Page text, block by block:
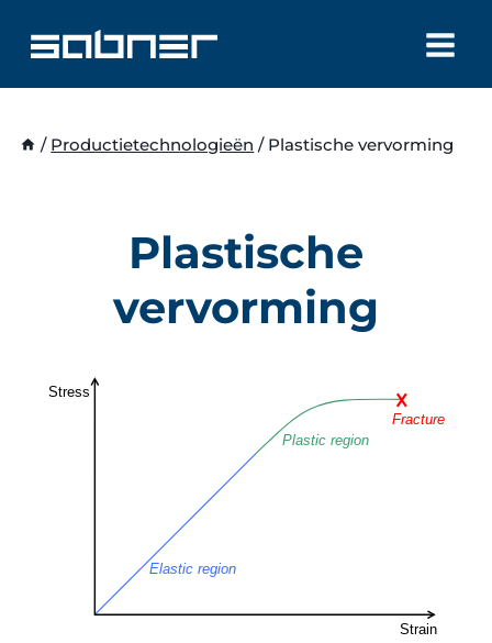
naar
inhoud
/ Productietechnologieën / Plastische vervorming
Plastische
vervorming